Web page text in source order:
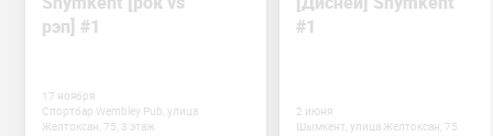
рэп] #1
17 ноября
Спортбар Wembley Pub, улица
Желтоксан, 75, 3 этаж
#1
2 июня
Шымкент, улица Желтоксан, 75